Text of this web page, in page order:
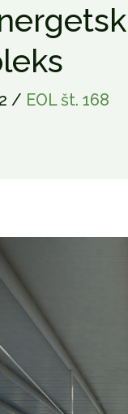
/ EOL št. 168